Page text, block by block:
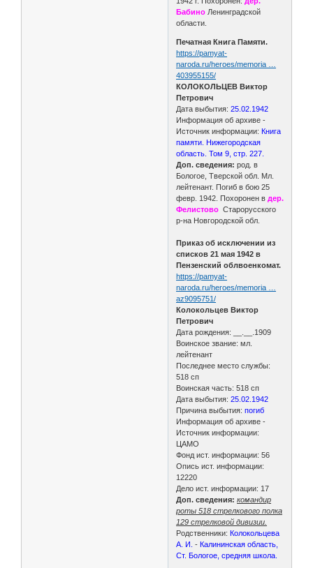
Бабино Ленинградской
области.
Печатная Книга Памяти.
https://pamyat-
naroda.ru/heroes/memoria …
403955155/
КОЛОКОЛЬЦЕВ Виктор
Петрович
Дата выбытия:25.02.1942
Информация об архиве -
Источник информации: Книга
памяти. Нижегородская
область. Том 9, стр. 227.
Доп. сведения: род. в
Бологое, Тверской обл. Мл.
лейтенант. Погиб в бою 25
февр. 1942. Похоронен в дер.
Фелистово Старорусского
р-на Новгородской обл.
Приказ об исключении из
списков 21 мая 1942 в
Пензенский облвоенкомат.
https://pamyat-
naroda.ru/heroes/memoria …
az9095751/
Колокольцев Виктор
Петрович
Дата рождения: __.__.1909
Воинское звание: мл.
лейтенант
Последнее место службы:
518 сп
Воинская часть: 518 сп
Дата выбытия:25.02.1942
Причина выбытия: погиб
Информация об архиве -
Источник информации:
ЦАМО
Фонд ист. информации: 56
Опись ист. информации:
12220
Дело ист. информации: 17
Доп. сведения: командир
роты 518 стрелкового полка
129 стрелковой дивизии.
Родственники: Колокольцева
А. И. - Калининская область,
Ст. Бологое, средняя школа.